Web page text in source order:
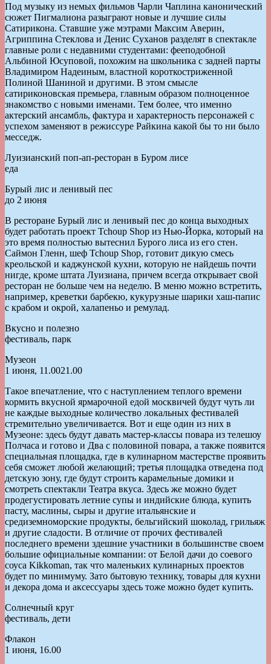
Под музыку из немых фильмов Чарли Чаплина канонический
сюжет Пигмалиона разыграют новые и лучшие силы
Сатирикона. Ставшие уже мэтрами Максим Аверин,
Агриппина Стеклова и Денис Суханов разделят в спектакле
главные роли с недавними студентами: фееподобной
Альбиной Юсуповой, похожим на школьника с задней парты
Владимиром Надеиным, властной короткостриженной
Полиной Шаниной и другими. В этом смысле
сатириконовская премьера, главным образом полноценное
знакомство с новыми именами. Тем более, что именно
актерский ансамбль, фактура и характерность персонажей с
успехом заменяют в режиссуре Райкина какой бы то ни было
месседж.
Луизианский поп-ап-ресторан в Буром лисе
еда
Бурый лис и ленивый пес
до 2 июня
В ресторане Бурый лис и ленивый пес до конца выходных
будет работать проект Tchoup Shop из Нью-Йорка, который на
это время полностью вытеснил Бурого лиса из его стен.
Саймон Гленн, шеф Tchoup Shop, готовит дикую смесь
креольской и каджунской кухни, которую не найдешь почти
нигде, кроме штата Луизиана, причем всегда открывает свой
ресторан не больше чем на неделю. В меню можно встретить,
например, креветки барбекю, кукурузные шарики хаш-папис
с крабом и окрой, халапеньо и ремулад.
Вкусно и полезно
фестиваль, парк
Музеон
1 июня, 11.0021.00
Такое впечатление, что с наступлением теплого времени
кормить вкусной ярмарочной едой москвичей будут чуть ли
не каждые выходные количество локальных фестивалей
стремительно увеличивается. Вот и еще один из них в
Музеоне: здесь будут давать мастер-классы повара из телешоу
Полчаса и готово и Два с половиной повара, а также появится
специальная площадка, где в кулинарном мастерстве проявить
себя сможет любой желающий; третья площадка отведена под
детскую зону, где будут строить карамельные домики и
смотреть спектакли Театра вкуса. Здесь же можно будет
продегустировать летние супы и индийские блюда, купить
пасту, маслины, сыры и другие итальянские и
средиземноморские продукты, бельгийский шоколад, грильяж
и другие сладости. В отличие от прочих фестивалей
последнего времени здешние участники в большинстве своем
большие официальные компании: от Белой дачи до соевого
соуса Kikkoman, так что маленьких кулинарных проектов
будет по минимуму. Зато бытовую технику, товары для кухни
и декора дома и аксессуары здесь тоже можно будет купить.
Солнечный круг
фестиваль, дети
Флакон
1 июня, 16.00